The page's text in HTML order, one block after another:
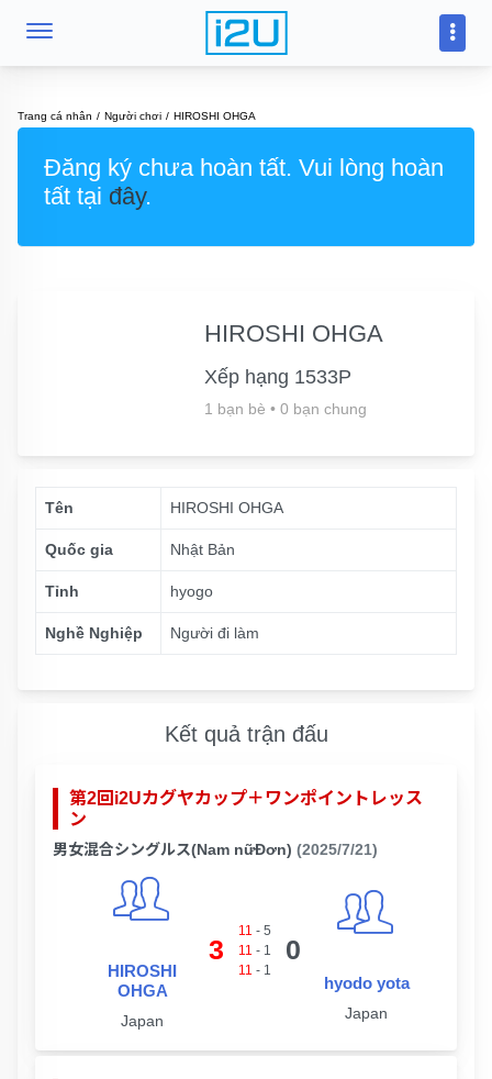
Trang cá nhân Người chơi HIROSHI OHGA
Đăng ký chưa hoàn tất. Vui lòng hoàn
tất tại đây.
HIROSHI OHGA
Xếp hạng 1533P
1 bạn bè • 0 bạn chung
Tên HIROSHI OHGA
Quốc gia Nhật Bản
Tỉnh hyogo
Nghề Nghiệp Người đi làm
Kết quả trận đấu
第2回i2Uカグヤカップ＋ワンポイントレッス
ン
男女混合シングルス(Nam nữĐơn) (2025/7/21)
HIROSHI
OHGA
Japan
3
11 - 5
11 - 1
11 - 1
0
hyodo yota
Japan